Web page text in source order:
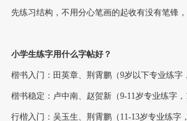
先练习结构，不用分心笔画的起收有没有笔锋，
小学生练字用什么字帖好？
楷书入门：田英章、荆霄鹏（9岁以下专业练字
楷书稳定：卢中南、赵贺新（9-11岁专业练字，
行楷入门：吴玉生、荆霄鹏（11-13岁专业练字